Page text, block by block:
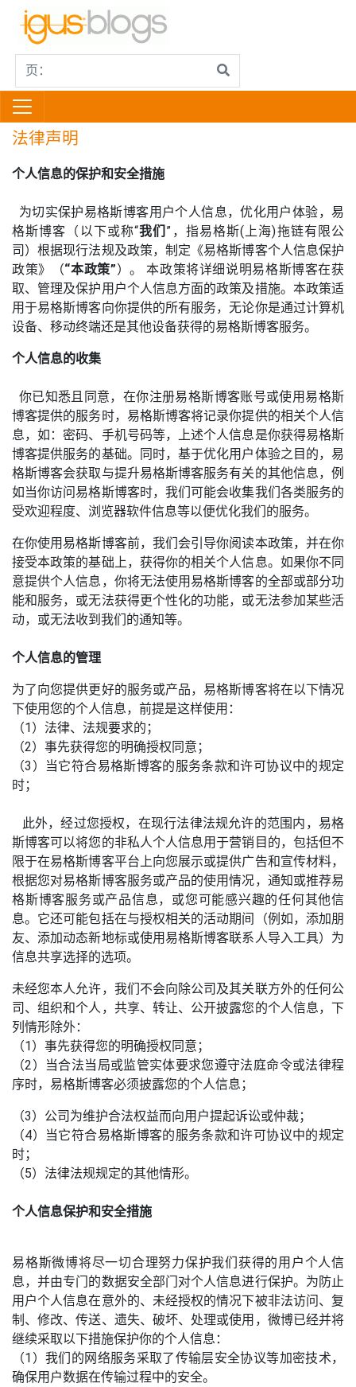
法律声明
个人信息的保护和安全措施
为切实保护易格斯博客用户个人信息，优化用户体验，易
格斯博客（以下或称“我们 ”，指易格斯(上海)拖链有限公
司）根据现行法规及政策，制定《易格斯博客个人信息保护
政策》（“本政策”）。 本政策将详细说明易格斯博客在获
取、管理及保护用户个人信息方面的政策及措施。本政策适
用于易格斯博客向你提供的所有服务，无论你是通过计算机
设备、移动终端还是其他设备获得的易格斯博客服务。
个人信息的收集
你已知悉且同意，在你注册易格斯博客账号或使用易格斯
博客提供的服务时，易格斯博客将记录你提供的相关个人信
息，如：密码、手机号码等，上述个人信息是你获得易格斯
博客提供服务的基础。同时，基于优化用户体验之目的，易
格斯博客会获取与提升易格斯博客服务有关的其他信息，例
如当你访问易格斯博客时，我们可能会收集我们各类服务的
受欢迎程度、浏览器软件信息等以便优化我们的服务。
在你使用易格斯博客前，我们会引导你阅读本政策，并在你
接受本政策的基础上，获得你的相关个人信息。如果你不同
意提供个人信息，你将无法使用易格斯博客的全部或部分功
能和服务，或无法获得更个性化的功能，或无法参加某些活
动，或无法收到我们的通知等。
个人信息的管理
为了向您提供更好的服务或产品，易格斯博客将在以下情况
下使用您的个人信息，前提是这样使用：
（1）法律、法规要求的；
（2）事先获得您的明确授权同意；
（3）当它符合易格斯博客的服务条款和许可协议中的规定
时；
此外，经过您授权，在现行法律法规允许的范围内，易格
斯博客可以将您的非私人个人信息用于营销目的，包括但不
限于在易格斯博客平台上向您展示或提供广告和宣传材料，
根据您对易格斯博客服务或产品的使用情况，通知或推荐易
格斯博客服务或产品信息，或您可能感兴趣的任何其他信
息。它还可能包括在与授权相关的活动期间（例如，添加朋
友、添加动态新地标或使用易格斯博客联系人导入工具）为
信息共享选择的选项。
未经您本人允许，我们不会向除公司及其关联方外的任何公
司、组织和个人，共享、转让、公开披露您的个人信息，下
列情形除外：
（1）事先获得您的明确授权同意；
（2）当合法当局或监管实体要求您遵守法庭命令或法律程
序时，易格斯博客必须披露您的个人信息；
（3）公司为维护合法权益而向用户提起诉讼或仲裁；
（4）当它符合易格斯博客的服务条款和许可协议中的规定
时；
（5）法律法规规定的其他情形。
个人信息保护和安全措施
易格斯微博将尽一切合理努力保护我们获得的用户个人信
息，并由专门的数据安全部门对个人信息进行保护。为防止
用户个人信息在意外的、未经授权的情况下被非法访问、复
制、修改、传送、遗失、破坏、处理或使用，微博已经并将
继续采取以下措施保护你的个人信息：
（1）我们的网络服务采取了传输层安全协议等加密技术，
确保用户数据在传输过程中的安全。